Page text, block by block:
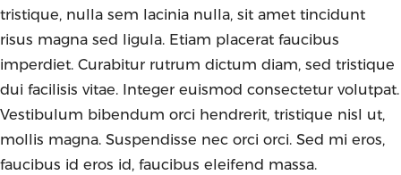
tristique, nulla sem lacinia nulla, sit amet tincidunt
risus magna sed ligula. Etiam placerat faucibus
imperdiet. Curabitur rutrum dictum diam, sed tristique
dui facilisis vitae. Integer euismod consectetur volutpat.
Vestibulum bibendum orci hendrerit, tristique nisl ut,
mollis magna. Suspendisse nec orci orci. Sed mi eros,
faucibus id eros id, faucibus eleifend massa.